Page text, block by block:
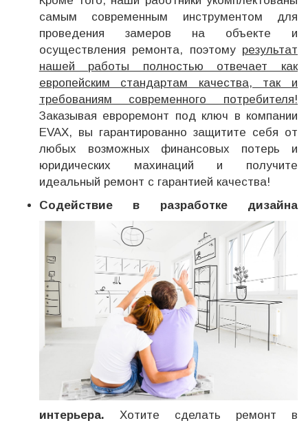
самым современным инструментом для
проведения замеров на объекте и
осуществления ремонта, поэтому результат
нашей работы полностью отвечает как
европейским стандартам качества, так и
требованиям современного потребителя!
Заказывая евроремонт под ключ в компании
EVAX, вы гарантированно защитите себя от
любых возможных финансовых потерь и
юридических махинаций и получите
идеальный ремонт с гарантией качества!
Содействие в разработке дизайна
интерьера. Хотите сделать ремонт в